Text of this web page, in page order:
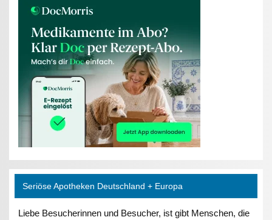
Seriöse Apotheken Deutschland + Europa
Liebe Besucherinnen und Besucher, ist gibt Menschen, die